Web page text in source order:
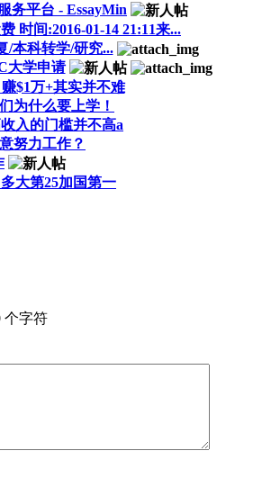
务平台 - EssayMin
时间:2016-01-14 21:11来...
本科转学/研究...
大学申请
$1万+其实并不难
为什么要上学！
入的门槛并不高a
努力工作？
大第25加国第一
个字符